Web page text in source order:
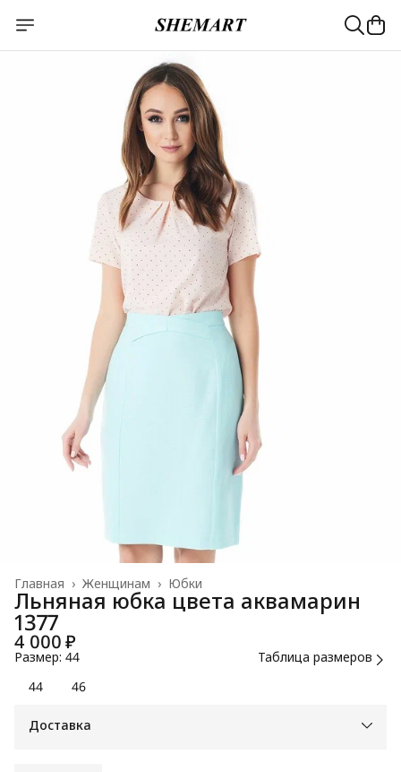
Юбки
Женщинам ›
Главная ›
Льняная юбка цвета аквамарин
1377
4 000 ₽
Размер: 44
Таблица размеров
44
46
Доставка